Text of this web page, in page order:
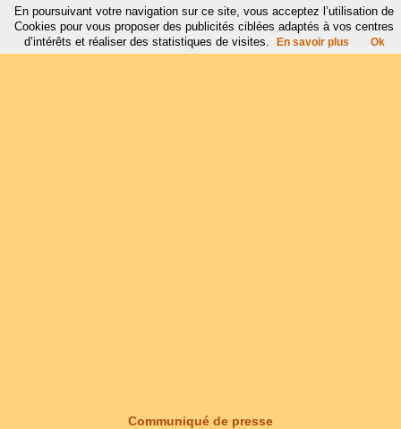
Communiqué de presse
En poursuivant votre navigation sur ce site, vous acceptez l’utilisation de
Cookies pour vous proposer des publicités ciblées adaptés à vos centres
d’intérêts et réaliser des statistiques de visites.
En savoir plus Ok